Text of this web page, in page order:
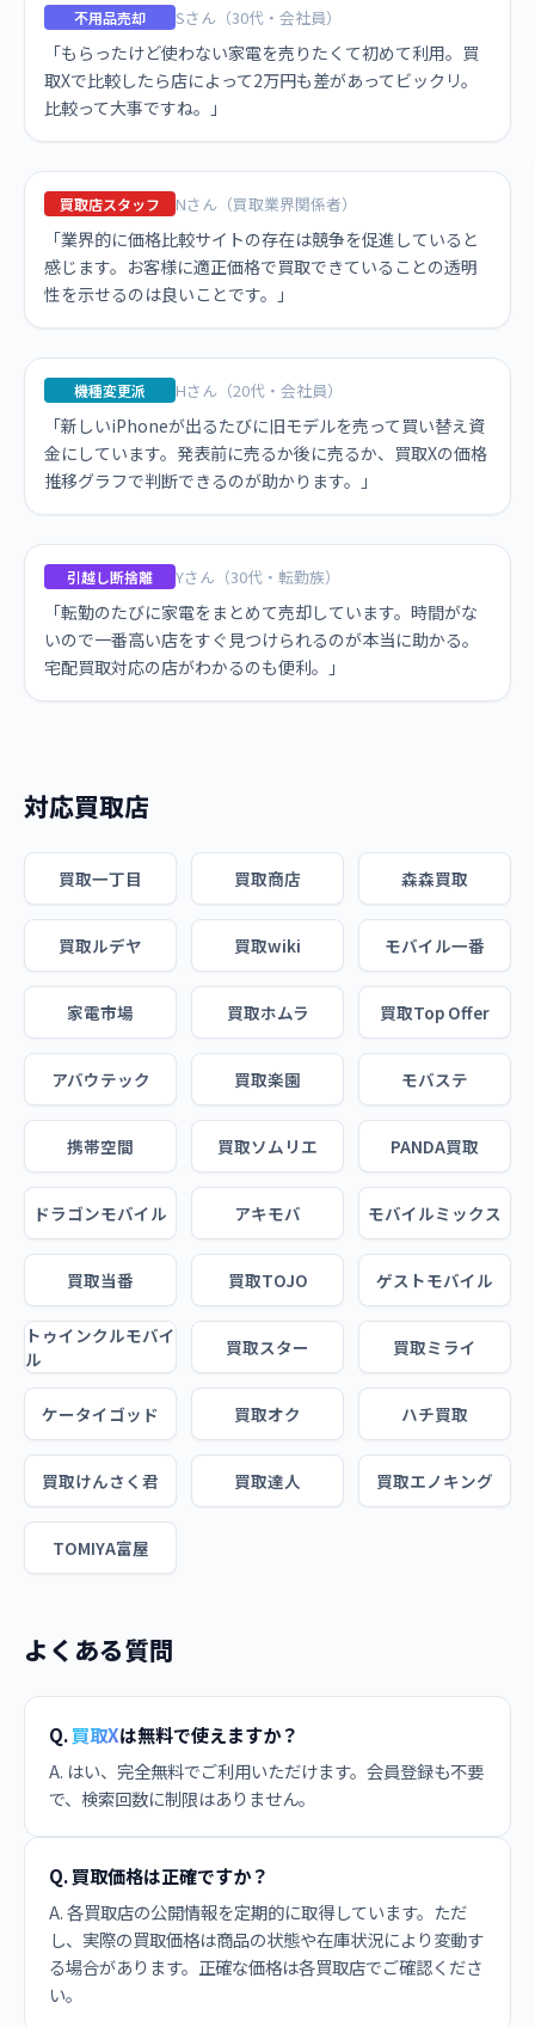
不用品売却 Sさん（30代・会社員）
「もらったけど使わない家電を売りたくて初めて利用。買
取Xで比較したら店によって2万円も差があってビックリ。
比較って大事ですね。」
買取店スタッフ Nさん（買取業界関係者）
「業界的に価格比較サイトの存在は競争を促進していると
感じます。お客様に適正価格で買取できていることの透明
性を示せるのは良いことです。」
機種変更派 Hさん（20代・会社員）
「新しいiPhoneが出るたびに旧モデルを売って買い替え資
金にしています。発表前に売るか後に売るか、買取Xの価格
推移グラフで判断できるのが助かります。」
引越し断捨離 Yさん（30代・転勤族）
「転勤のたびに家電をまとめて売却しています。時間がな
いので一番高い店をすぐ見つけられるのが本当に助かる。
宅配買取対応の店がわかるのも便利。」
対応買取店
買取一丁目 買取商店 森森買取
買取ルデヤ 買取wiki モバイル一番
家電市場 買取ホムラ 買取Top Offer
アバウテック 買取楽園 モバステ
携帯空間 買取ソムリエ PANDA買取
ドラゴンモバイル アキモバ モバイルミックス
買取当番 買取TOJO ゲストモバイル
トゥインクルモバイ
ル
買取スター 買取ミライ
ケータイゴッド 買取オク ハチ買取
買取けんさく君 買取達人 買取エノキング
TOMIYA富屋
よくある質問
Q.買取Xは無料で使えますか？
A. はい、完全無料でご利用いただけます。会員登録も不要
で、検索回数に制限はありません。
Q. 買取価格は正確ですか？
A. 各買取店の公開情報を定期的に取得しています。ただ
し、実際の買取価格は商品の状態や在庫状況により変動す
る場合があります。正確な価格は各買取店でご確認くださ
い。